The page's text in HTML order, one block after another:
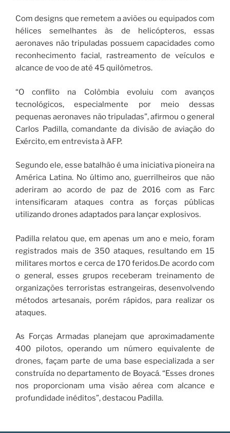
Com designs que remetem a aviões ou equipados com
hélices semelhantes às de helicópteros, essas
aeronaves não tripuladas possuem capacidades como
reconhecimento facial, rastreamento de veículos e
alcance de voo de até 45 quilômetros.
“O conflito na Colômbia evoluiu com avanços
tecnológicos, especialmente por meio dessas
pequenas aeronaves não tripuladas”, afirmou o general
Carlos Padilla, comandante da divisão de aviação do
Exército, em entrevista à AFP.
Segundo ele, esse batalhão é uma iniciativa pioneira na
América Latina. No último ano, guerrilheiros que não
aderiram ao acordo de paz de 2016 com as Farc
intensificaram ataques contra as forças públicas
utilizando drones adaptados para lançar explosivos.
Padilla relatou que, em apenas um ano e meio, foram
registrados mais de 350 ataques, resultando em 15
militares mortos e cerca de 170 feridos.De acordo com
o general, esses grupos receberam treinamento de
organizações terroristas estrangeiras, desenvolvendo
métodos artesanais, porém rápidos, para realizar os
ataques.
As Forças Armadas planejam que aproximadamente
400 pilotos, operando um número equivalente de
drones, façam parte de uma base especializada a ser
construída no departamento de Boyacá. “Esses drones
nos proporcionam uma visão aérea com alcance e
profundidade inéditos”, destacou Padilla.